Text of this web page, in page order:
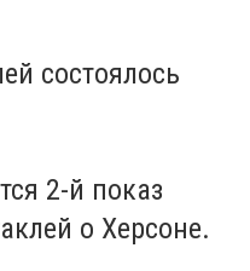
состоялось
2-й показ
о Херсоне.